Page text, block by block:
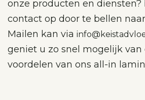
onze producten en diensten?
contact op door te bellen naar
Mailen kan via
geniet u zo snel mogelijk van
voordelen van ons all-in